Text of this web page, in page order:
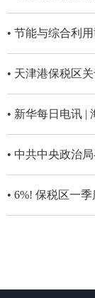
• 新华每日电讯 |
• 6%! 保税区一